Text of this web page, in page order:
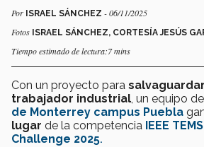
Por ISRAEL SÁNCHEZ - 06/11/2025
Fotos ISRAEL SÁNCHEZ, CORTESÍA JESÚS
Tiempo estimado de lectura:7 mins
Con un proyecto para
trabajador industrial , un equipo
de Monterrey campus Puebla
lugar de la competencia IEEE
Challenge 2025.